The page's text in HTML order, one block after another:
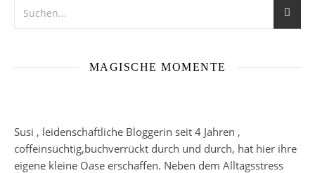
MAGISCHE MOMENTE
Susi , leidenschaftliche Bloggerin seit 4 Jahren ,
coffeinsüchtig,buchverrückt durch und durch, hat hier ihre
eigene kleine Oase erschaffen. Neben dem Alltagsstress